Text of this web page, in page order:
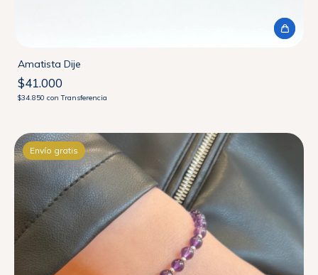
Amatista Dije
$41.000
$34.850 con Transferencia
Envío gratis